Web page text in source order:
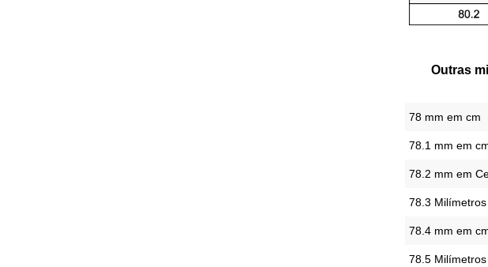
Outras
78 mm em cm
78.1 mm em
78.2 mm em
78.3
78.4 mm em
78.5